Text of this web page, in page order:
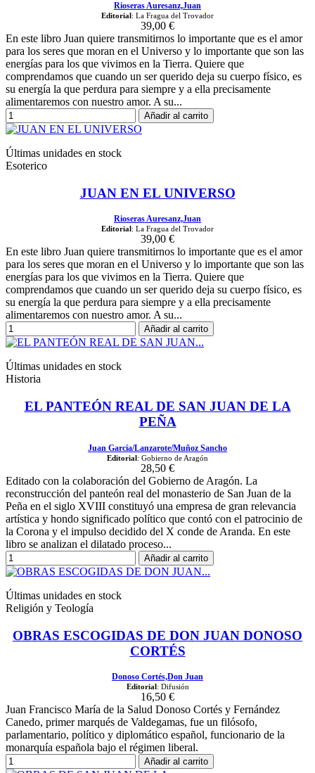
Rioseras Auresanz,Juan
Editorial: La Fragua del Trovador
39,00 €
En este libro Juan quiere transmitirnos lo importante que es el amor
para los seres que moran en el Universo y lo importante que son las
energías para los que vivimos en la Tierra. Quiere que
comprendamos que cuando un ser querido deja su cuerpo físico, es
su energía la que perdura para siempre y a ella precisamente
alimentaremos con nuestro amor. A su...
Añadir al carrito
Últimas unidades en stock
Esoterico
JUAN EN EL UNIVERSO
Rioseras Auresanz,Juan
Editorial: La Fragua del Trovador
39,00 €
En este libro Juan quiere transmitirnos lo importante que es el amor
para los seres que moran en el Universo y lo importante que son las
energías para los que vivimos en la Tierra. Quiere que
comprendamos que cuando un ser querido deja su cuerpo físico, es
su energía la que perdura para siempre y a ella precisamente
alimentaremos con nuestro amor. A su...
Añadir al carrito
Últimas unidades en stock
Historia
EL PANTEÓN REAL DE SAN JUAN DE LA
PEÑA
Juan García/Lanzarote/Muñoz Sancho
Editorial: Gobierno de Aragón
28,50 €
Editado con la colaboración del Gobierno de Aragón. La
reconstrucción del panteón real del monasterio de San Juan de la
Peña en el siglo XVIII constituyó una empresa de gran relevancia
artística y hondo significado político que contó con el patrocinio de
la Corona y el impulso decidido del X conde de Aranda. En este
libro se analizan el dilatado proceso...
Añadir al carrito
Últimas unidades en stock
Religión y Teología
OBRAS ESCOGIDAS DE DON JUAN DONOSO
CORTÉS
Donoso Cortés,Don Juan
Editorial : Difusión
16,50 €
Juan Francisco María de la Salud Donoso Cortés y Fernández
Canedo, primer marqués de Valdegamas, fue un filósofo,
parlamentario, político y diplomático español, funcionario de la
monarquía española bajo el régimen liberal.
Añadir al carrito